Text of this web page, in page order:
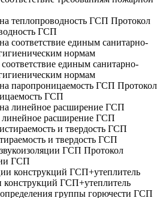
Протокол
ГСП
единым санитарно-
нормам
Протокол
ГСП
расширение ГСП
и твердость ГСП
Протокол
ГСП
конструкций ГСП+утеплитель